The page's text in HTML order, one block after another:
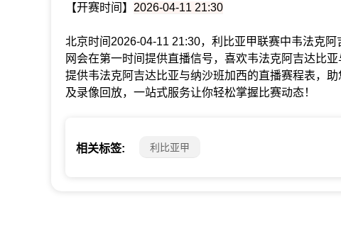
【开赛时间】 2026-04-11 21:30
北京时间2026-04-11 21:30，利比亚甲联赛中韦法克
网会在第一时间提供直播信号，喜欢韦法克阿吉达比
提供韦法克阿吉达比亚与纳沙班加西的直播赛程表，
及录像回放，一站式服务让你轻松掌握比赛动态！
相关标签: 利比亚甲